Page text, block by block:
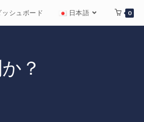
ッシュボード 日本語 0
？